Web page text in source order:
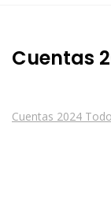
Cuentas
Cuentas 2024 Todo